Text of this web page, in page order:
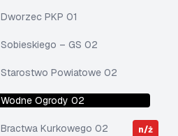
Dworzec PKP 01
Sobieskiego – GS 02
Starostwo Powiatowe 02
Wodne Ogrody 02
Bractwa Kurkowego 02 n/ż